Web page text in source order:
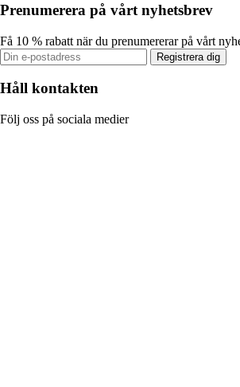
Prenumerera på vårt nyhetsbrev
Få 10 % rabatt när du prenumererar på vårt
Registrera dig
Håll kontakten
Följ oss på sociala medier